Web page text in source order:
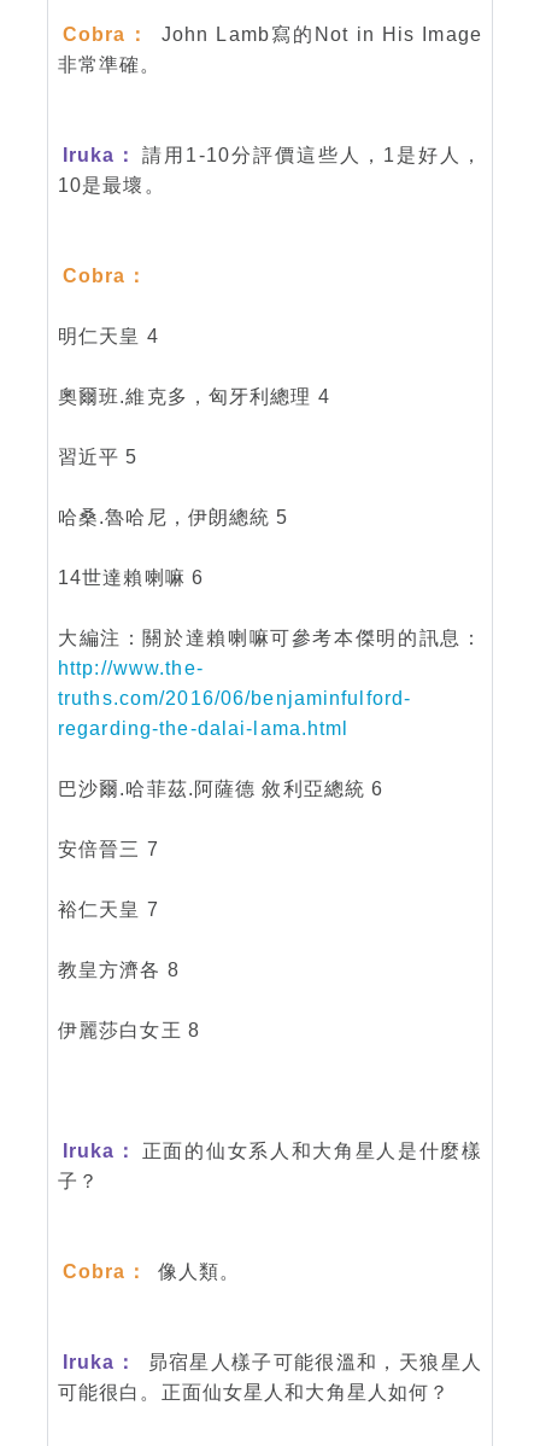
Cobra：
John Lamb寫的Not in His Image
非常準確。
Iruka：
請用1-10分評價這些人，1是好人，
10是最壞。
Cobra：
明仁天皇 4
奧爾班.維克多，匈牙利總理 4
習近平 5
哈桑.魯哈尼，伊朗總統 5
14世達賴喇嘛 6
大編注：關於達賴喇嘛可參考本傑明的訊息：
http://www.the-
truths.com/2016/06/benjaminfulford-
regarding-the-dalai-lama.html
巴沙爾.哈菲茲.阿薩德 敘利亞總統 6
安倍晉三 7
裕仁天皇 7
教皇方濟各 8
伊麗莎白女王 8
Iruka：
正面的仙女系人和大角星人是什麼樣
子？
Cobra： 像人類。
Iruka：
昴宿星人樣子可能很溫和，天狼星人
可能很白。正面仙女星人和大角星人如何？